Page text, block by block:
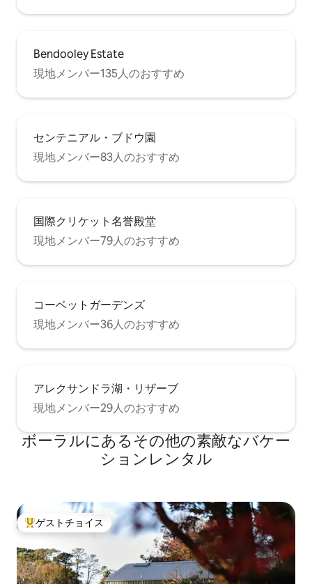
Bendooley Estate
現地メンバー135人のおすすめ
センテニアル・ブドウ園
現地メンバー83人のおすすめ
国際クリケット名誉殿堂
現地メンバー79人のおすすめ
コーベットガーデンズ
現地メンバー36人のおすすめ
アレクサンドラ湖・リザーブ
現地メンバー29人のおすすめ
ボーラルにあるその他の素敵なバケー
ションレンタル
大好評のゲストチョイスです。
ゲストチョイス